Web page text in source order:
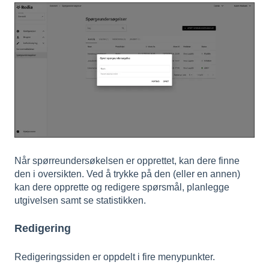
Når spørreundersøkelsen er opprettet, kan dere finne
den i oversikten. Ved å trykke på den (eller en annen)
kan dere opprette og redigere spørsmål, planlegge
utgivelsen samt se statistikken.
Redigering
Redigeringssiden er oppdelt i fire menypunkter.